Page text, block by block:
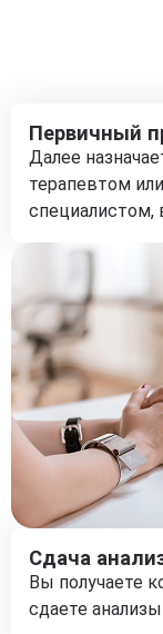
Первичный
Далее
терапевтом
специалистом,
Сдача
Вы получаете
сдаете анализы